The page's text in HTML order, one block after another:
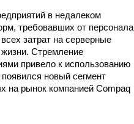
в недалеком
требовавших от персонала
затрат на серверные
жизни. Стремление
привело к использованию
новый сегмент
на рынок компанией Compaq